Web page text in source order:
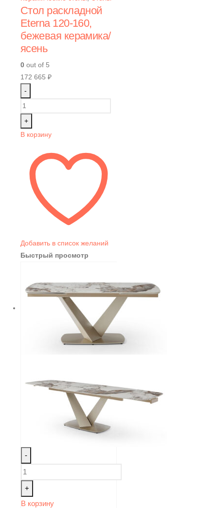
Стол раскладной
Eterna 120-160,
бежевая керамика/
ясень
0 out of 5
172 665 ₽
-
+
В корзину
Добавить в список желаний
Быстрый просмотр
-
+
В корзину